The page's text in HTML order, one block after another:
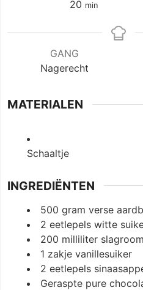
20minuten
min
GANG
Nagerecht
MATERIALEN
Schaaltje
INGREDIËNTEN
500 gram verse
2 eetlepels witte
200 milliliter slagroom
1 zakje vanillesuiker
2 eetlepels
Geraspte pure